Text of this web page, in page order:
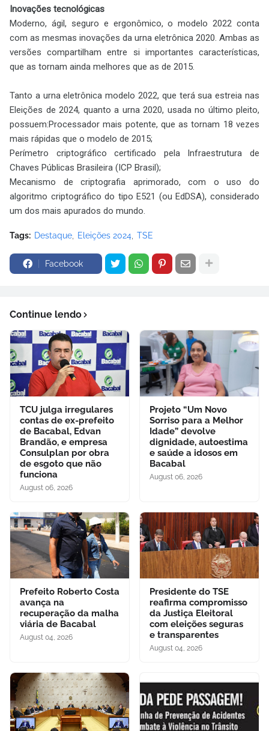
Inovações tecnológicas
Moderno, ágil, seguro e ergonômico, o modelo 2022 conta
com as mesmas inovações da urna eletrônica 2020. Ambas as
versões compartilham entre si importantes características,
que as tornam ainda melhores que as de 2015.
Tanto a urna eletrônica modelo 2022, que terá sua estreia nas
Eleições de 2024, quanto a urna 2020, usada no último pleito,
possuem:Processador mais potente, que as tornam 18 vezes
mais rápidas que o modelo de 2015;
Perímetro criptográfico certificado pela Infraestrutura de
Chaves Públicas Brasileira (ICP Brasil);
Mecanismo de criptografia aprimorado, com o uso do
algoritmo criptográfico do tipo E521 (ou EdDSA), considerado
um dos mais apurados do mundo.
Tags: Destaque Eleições 2024 TSE
Facebook
Continue lendo
TCU julga irregulares
contas de ex-prefeito
de Bacabal, Edvan
Brandão, e empresa
Consulplan por obra
de esgoto que não
funciona
August 06, 2026
Projeto “Um Novo
Sorriso para a Melhor
Idade” devolve
dignidade, autoestima
e saúde a idosos em
Bacabal
August 06, 2026
Prefeito Roberto Costa
avança na
recuperação da malha
viária de Bacabal
August 04, 2026
Presidente do TSE
reafirma compromisso
da Justiça Eleitoral
com eleições seguras
e transparentes
August 04, 2026